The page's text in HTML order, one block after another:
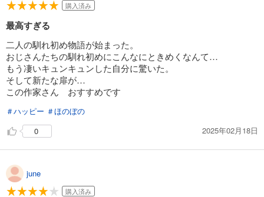
購入済み
最高すぎる
二人の馴れ初め物語が始まった。
おじさんたちの馴れ初めにこんなにときめくなんて…
もう凄いキュンキュンした自分に驚いた。
そして新たな扉が…
この作家さん おすすめです
＃ハッピー ＃ほのぼの
0
2025年02月18日
june
購入済み